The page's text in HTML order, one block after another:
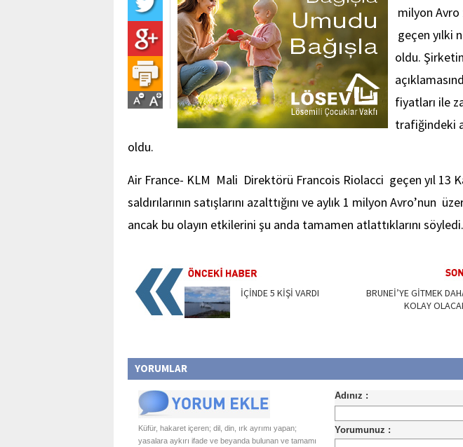
milyon
geçen yılki
oldu.
fiyatları ile
trafiğindeki
oldu.
Air France- KLM Mali Direktörü Francois Riolacci geçen yıl 13
saldırılarının satışlarını azalttığını ve aylık 1 milyon Avro’nun
ancak bu olayın etkilerini şu anda tamamen atlattıklarını söyledi.
İÇİNDE 5 KİŞİ VARDI
BRUNEİ’YE GİTMEK
KOLAY
YORUMLAR
Küfür, hakaret içeren; dil, din, ırk ayrımı yapan;
yasalara aykırı ifade ve beyanda bulunan ve tamamı